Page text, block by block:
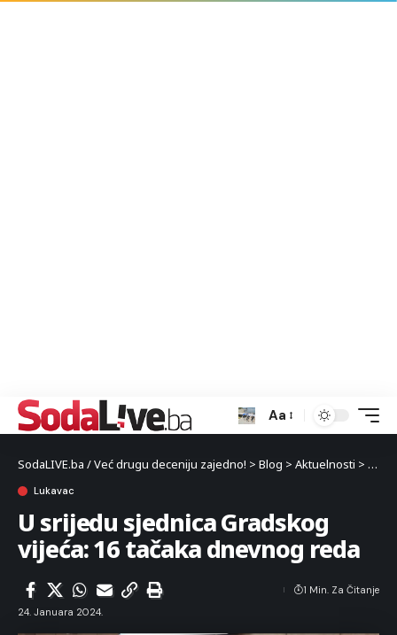
Aa
SodaLIVE.ba / Već drugu deceniju zajedno! > Blog > Aktuelnosti >
Lukavac
U srijedu sjednica Gradskog
vijeća: 16 tačaka dnevnog reda
24. Januara 2024.
1 Min. Za Čitanje